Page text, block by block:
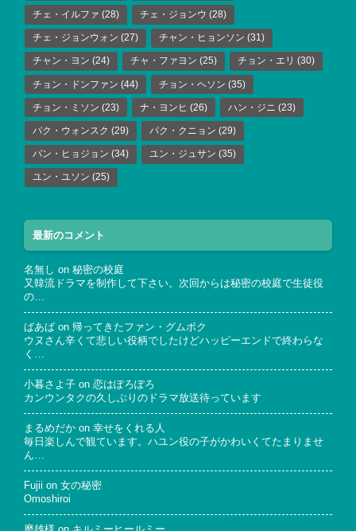
チェ・イルファ (28) チェ・ジョンウ (28)
チェ・ジョンウォン (27) チャン・ヒョンソン (31)
チャン・ヨン (24) チャ・ファヨン (25) チョン・エリ (30)
チョン・ドンファン (44) チョン・ヘソン (35)
チョン・ミソン (23) ナ・ヨンヒ (26) ハン・ジニ (23)
パク・ウォンスク (29) パク・クニョン (29)
パン・ヒョジョン (34) ユン・ジュサン (35)
ユン・ユソン (25)
最新のコメント
名無し on 秘密の校庭
又韓流ドラマを制作して下さい。次回からは秘密の校庭で生徒役
の…
ばあば on 帰ってきたファン・グムボク
ウヌさん辛くて悲しい役柄でしたけどハッピーエンドで終わらな
く…
小暮さよ子 on 恋はぽろぽろ
カンウンタクの久しぶりのドラマ放送待っています
まるめだか on 幸せをくれる人
毎日楽しんで観ています。ハユン役の子がかわいくてたまりませ
ん…
Fujii on 女の秘密
Omoshiroi